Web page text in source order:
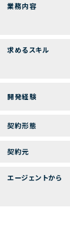
業務内容
求めるスキル
開発経験
契約形態
契約元
エージェントから